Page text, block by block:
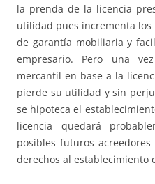
la prenda de la licencia
utilidad pues incrementa
de garantía mobiliaria y
empresario. Pero una
mercantil en base a la
pierde su utilidad y sin
se hipoteca el
licencia quedará
posibles futuros
derechos al establecimiento